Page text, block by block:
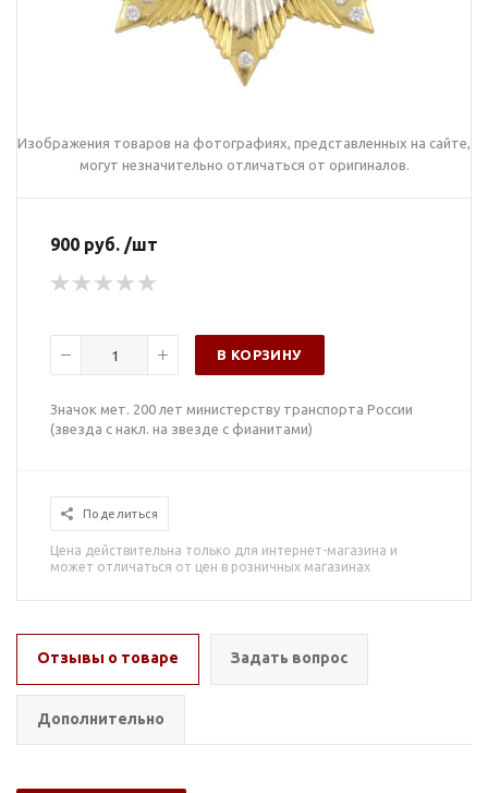
Изображения товаров на фотографиях, представленных на сайте,
могут незначительно отличаться от оригиналов.
900 руб. /шт
В КОРЗИНУ
Значок мет. 200 лет министерству транспорта России
(звезда с накл. на звезде с фианитами)
Поделиться
Цена действительна только для интернет-магазина и
может отличаться от цен в розничных магазинах
Отзывы о товаре Задать вопрос
Дополнительно